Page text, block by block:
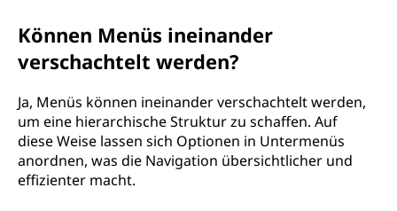
Können Menüs ineinander
verschachtelt werden?
Ja, Menüs können ineinander verschachtelt werden,
um eine hierarchische Struktur zu schaffen. Auf
diese Weise lassen sich Optionen in Untermenüs
anordnen, was die Navigation übersichtlicher und
effizienter macht.